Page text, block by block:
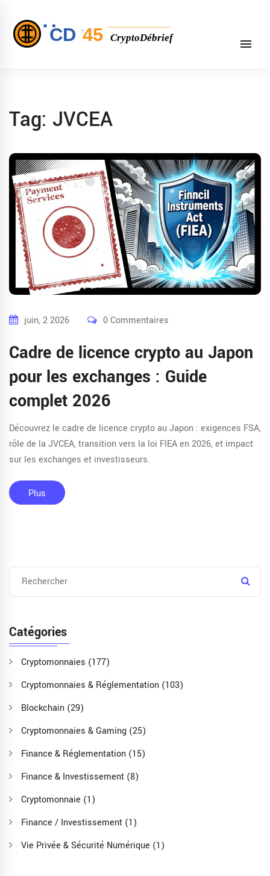
Tag: JVCEA
juin, 2 2026 0 Commentaires
Cadre de licence crypto au Japon
pour les exchanges : Guide
complet 2026
Découvrez le cadre de licence crypto au Japon : exigences FSA,
rôle de la JVCEA, transition vers la loi FIEA en 2026, et impact
sur les exchanges et investisseurs.
Plus
Catégories
Cryptomonnaies (177)
Cryptomonnaies & Réglementation (103)
Blockchain (29)
Cryptomonnaies & Gaming (25)
Finance & Réglementation (15)
Finance & Investissement (8)
Cryptomonnaie (1)
Finance / Investissement (1)
Vie Privée & Sécurité Numérique (1)